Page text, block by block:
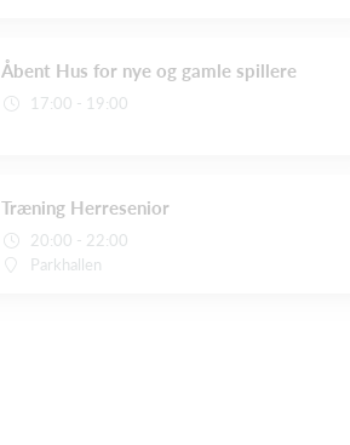
Åbent Hus for nye og gamle spillere
17:00 - 19:00
Træning Herresenior
20:00 - 22:00
Parkhallen